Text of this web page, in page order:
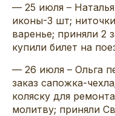
— 25 июля –
иконы-3 шт;
варенье; приняли 2
купили билет на
— 26 июля – Ольга
заказ сапожка-
коляску для
молитву; приняли